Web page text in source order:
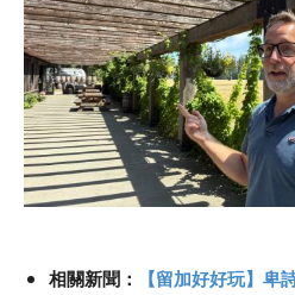
相關新聞： 【留加好好玩】卑